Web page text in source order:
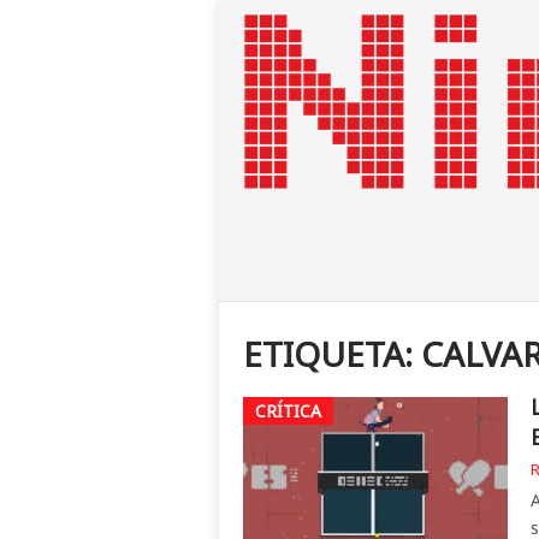
ETIQUETA:
CRÍTICA